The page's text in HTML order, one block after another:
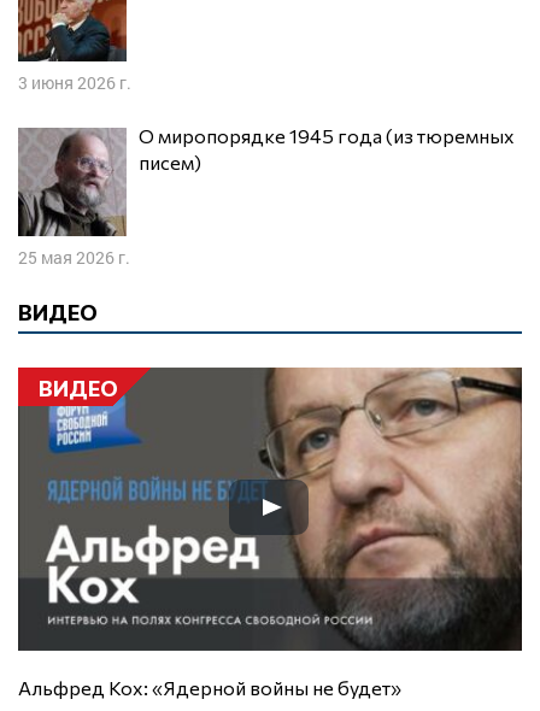
3 июня 2026 г.
О миропорядке 1945 года (из тюремных
писем)
25 мая 2026 г.
ВИДЕО
ВИДЕО
Альфред Кох: «Ядерной войны не будет»